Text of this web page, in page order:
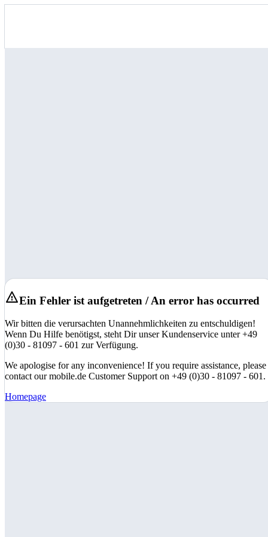
Ein Fehler ist aufgetreten / An error has occurred
Wir bitten die verursachten Unannehmlichkeiten zu entschuldigen!
Wenn Du Hilfe benötigst, steht Dir unser Kundenservice unter +49
(0)30 - 81097 - 601 zur Verfügung.
We apologise for any inconvenience! If you require assistance, please
contact our mobile.de Customer Support on +49 (0)30 - 81097 - 601.
Homepage